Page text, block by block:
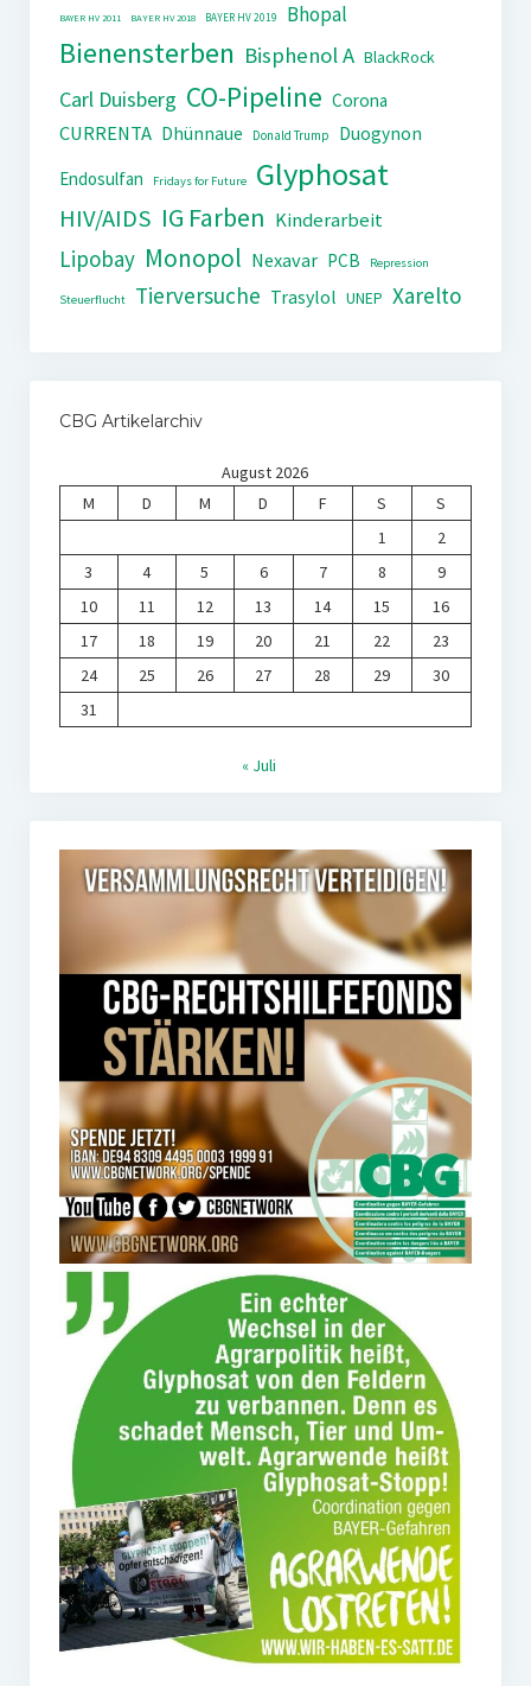
BAYER HV 2011 BAYER HV 2018 BAYER HV 2019 Bhopal
Bienensterben Bisphenol A BlackRock
Carl Duisberg CO-Pipeline Corona
CURRENTA Dhünnaue Donald Trump
Duogynon
Endosulfan
Fridays for Future Glyphosat
HIV/AIDS IG Farben Kinderarbeit
Lipobay Monopol Nexavar PCB Repression
Steuerflucht Tierversuche Trasylol UNEP Xarelto
CBG Artikelarchiv
August 2026
M
D M D F S
S
1
2
3
4 5 6 7 8
9
10
11 12 13 14 15
16
17
18 19 20 21 22
23
24
25 26 27 28 29
30
31
« Juli